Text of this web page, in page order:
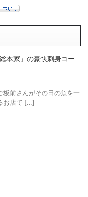
本家」の豪快刺身コー
板前さんがその日の魚を一
お店で […]